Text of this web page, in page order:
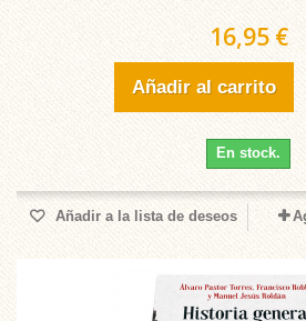
16,95 €
Añadir al carrito
En stock.
Añadir a la lista de deseos